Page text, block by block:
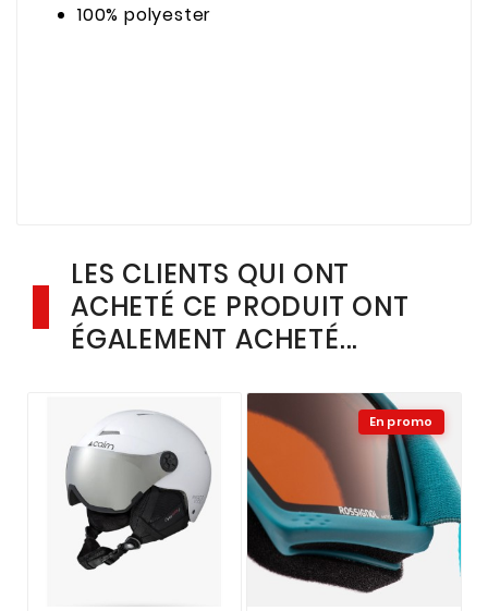
100% polyester
LES CLIENTS QUI ONT
ACHETÉ CE PRODUIT ONT
ÉGALEMENT ACHETÉ...
En promo